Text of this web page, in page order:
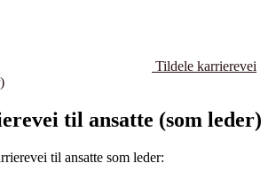
Tildele karrierevei
til ansatte (som leder)
til ansatte som leder: